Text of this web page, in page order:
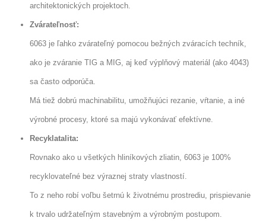
architektonických projektoch.
Zvárateľnosť:
6063 je ľahko zvárateľný pomocou bežných zváracích techník,
ako je zváranie TIG a MIG, aj keď výplňový materiál (ako 4043)
sa často odporúča.
Má tiež dobrú machinabilitu, umožňujúci rezanie, vŕtanie, a iné
výrobné procesy, ktoré sa majú vykonávať efektívne.
Recyklatalita:
Rovnako ako u všetkých hliníkových zliatin, 6063 je 100%
recyklovateľné bez výraznej straty vlastností.
To z neho robí voľbu šetrnú k životnému prostrediu, prispievanie
k trvalo udržateľným stavebným a výrobným postupom.